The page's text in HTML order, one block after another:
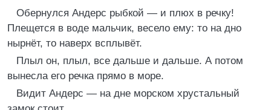
Обернулся Андерс рыбкой — и плюх в речку!
Плещется в воде мальчик, весело ему: то на дно
нырнёт, то наверх всплывёт.
Плыл он, плыл, все дальше и дальше. А потом
вынесла его речка прямо в море.
Видит Андерс — на дне морском хрустальный